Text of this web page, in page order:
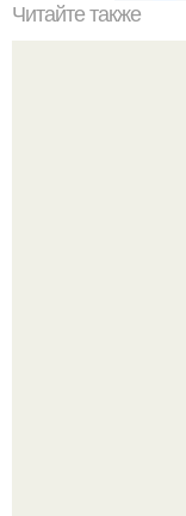
Читайте также